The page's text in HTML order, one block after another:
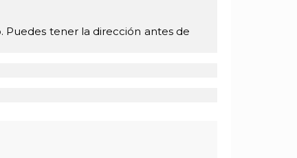
Puedes tener la dirección antes de